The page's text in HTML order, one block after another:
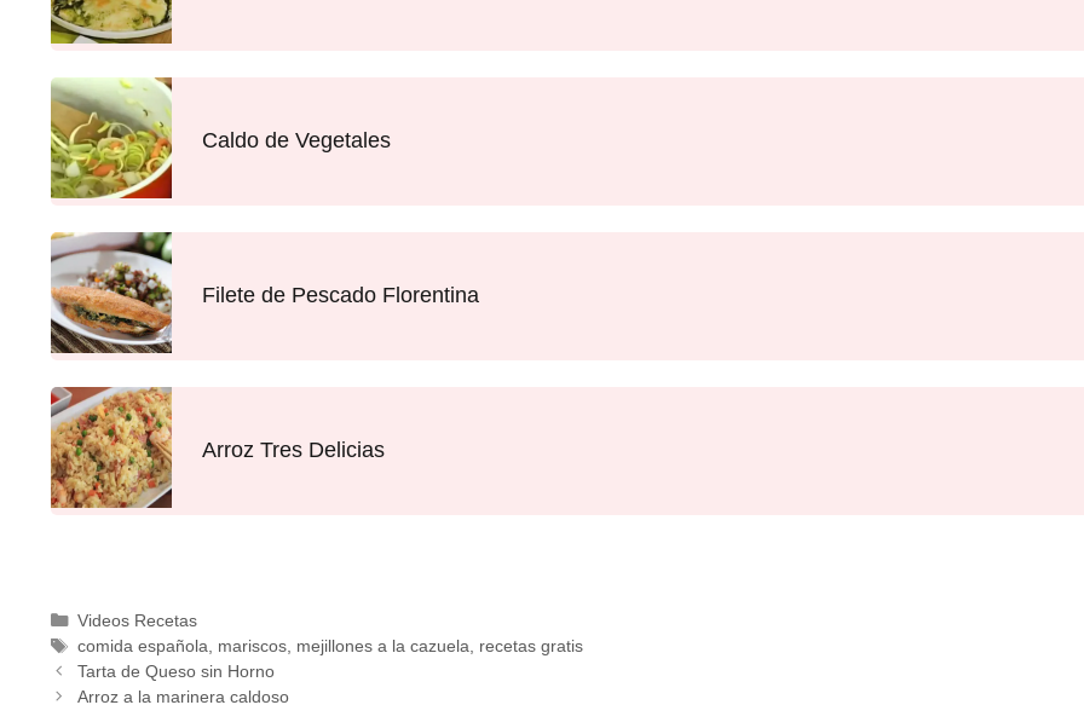
Caldo de Vegetales
Filete de Pescado Florentina
Arroz Tres Delicias
Videos Recetas
comida española
mariscos, mejillones a la cazuela
recetas gratis
Tarta de Queso sin Horno
Arroz a la marinera caldoso